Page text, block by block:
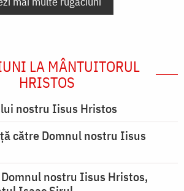
LA MÂNTUITORUL
HRISTOS
nostru Iisus Hristos
către Domnul nostru Iisus
nostru Iisus Hristos,